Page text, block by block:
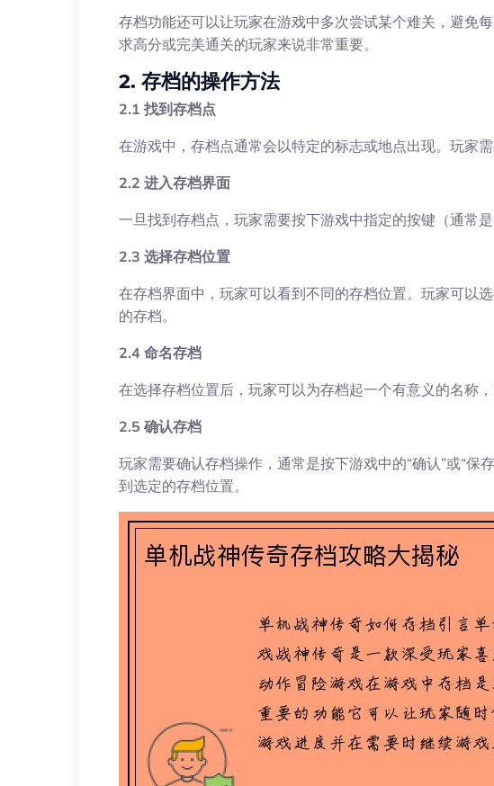
存档功能还可以让玩家在游戏中多次尝试某个难关，避免
求高分或完美通关的玩家来说非常重要。
2. 存档的操作方法
2.1 找到存档点
在游戏中，存档点通常会以特定的标志或地点出现。玩家
2.2 进入存档界面
一旦找到存档点，玩家需要按下游戏中指定的按键（通常是
2.3 选择存档位置
在存档界面中，玩家可以看到不同的存档位置。玩家可以
的存档。
2.4 命名存档
在选择存档位置后，玩家可以为存档起一个有意义的名称，
2.5 确认存档
玩家需要确认存档操作，通常是按下游戏中的“确认”或“保
到选定的存档位置。